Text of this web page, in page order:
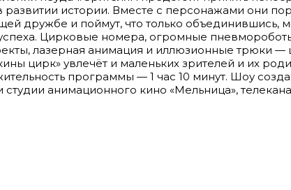
развитии истории. Вместе с персонажами они
дружбе и поймут, что только объединившись,
Цирковые номера, огромные
лазерная анимация и иллюзионные трюки —
цирк» увлечёт и маленьких зрителей и их
программы — 1 час 10 минут. Шоу
студии анимационного кино «Мельница»,